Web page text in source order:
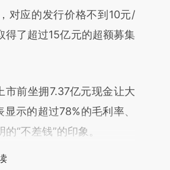
应的发行价格不到10元/
了超过15亿元的超额募集
前坐拥7.37亿元现金让大
示的超过78%的毛利率、
“不差钱”的印象。